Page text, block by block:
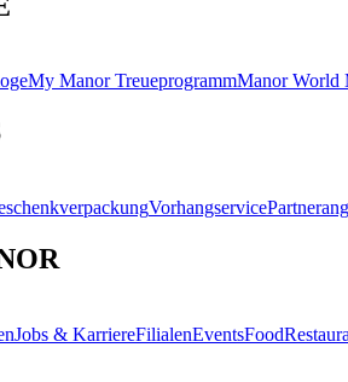
My Manor TreueprogrammManor World
Vorhangservice
Jobs & KarriereFilialenEventsFood